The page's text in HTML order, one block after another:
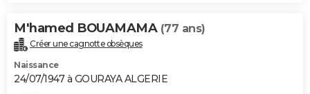
M'hamed BOUAMAMA (77 ans)
Créer une cagnotte obsèques
Naissance
24/07/1947 à GOURAYA ALGERIE